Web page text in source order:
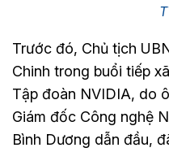
Trước đó, Chủ tịch
Chinh trong buổi tiếp
Tập đoàn NVIDIA, do
Giám đốc Công nghệ
Bình Dương dẫn đầu,